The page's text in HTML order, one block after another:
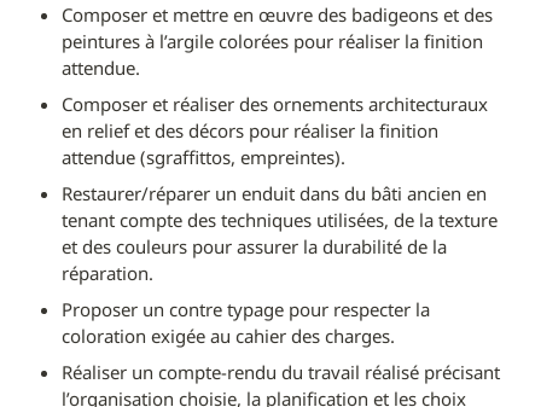
Composer et mettre en œuvre des badigeons et des
peintures à l’argile colorées pour réaliser la finition
attendue.
Composer et réaliser des ornements architecturaux
en relief et des décors pour réaliser la finition
attendue (sgraffittos, empreintes).
Restaurer/réparer un enduit dans du bâti ancien en
tenant compte des techniques utilisées, de la texture
et des couleurs pour assurer la durabilité de la
réparation.
Proposer un contre typage pour respecter la
coloration exigée au cahier des charges.
Réaliser un compte-rendu du travail réalisé précisant
l’organisation choisie, la planification et les choix